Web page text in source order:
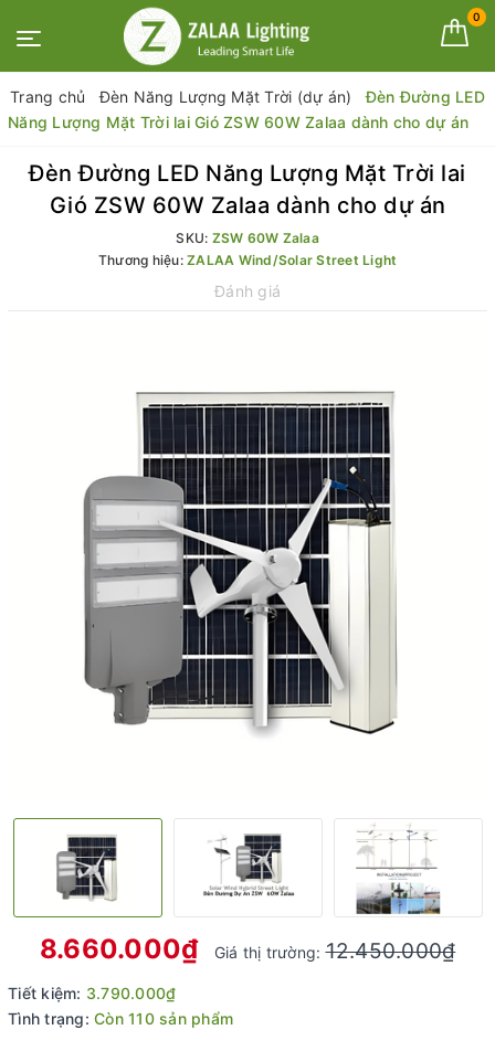
0
Trang chủ Đèn Năng Lượng Mặt Trời (dự án)
Đèn Đường LED
Năng Lượng Mặt Trời lai Gió ZSW 60W Zalaa dành cho dự án
Đèn Đường LED Năng Lượng Mặt Trời lai
Gió ZSW 60W Zalaa dành cho dự án
SKU: ZSW 60W Zalaa
Thương hiệu: ZALAA Wind/Solar Street Light
Đánh giá
8.660.000₫ Giá thị trường:12.450.000₫
Tiết kiệm: 3.790.000₫
Tình trạng: Còn 110 sản phẩm